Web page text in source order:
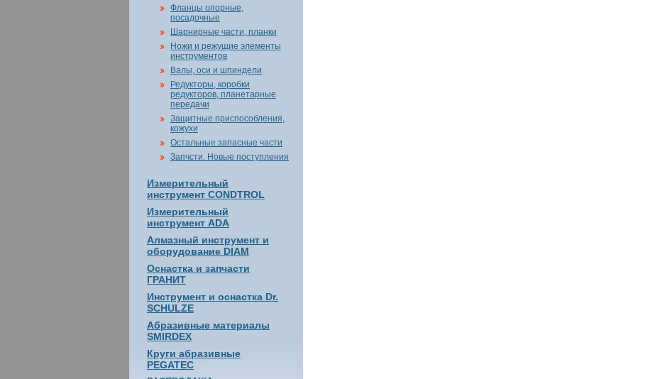
Фланцы опорные,
посадочные
Шарнирные части, планки
Ножи и режущие элементы
инструментов
Валы, оси и шпиндели
Редукторы, коробки
редукторов, планетарные
передачи
Защитные приспособления,
кожухи
Остальные запасные части
Запчсти. Новые поступления
Измерительный
инструмент CONDTROL
Измерительный
инструмент ADA
Алмазный инструмент и
оборудование DIAM
Оснастка и запчасти
ГРАНИТ
Инструмент и оснастка Dr.
SCHULZE
Абразивные материалы
SMIRDEX
Круги абразивные
PEGATEC